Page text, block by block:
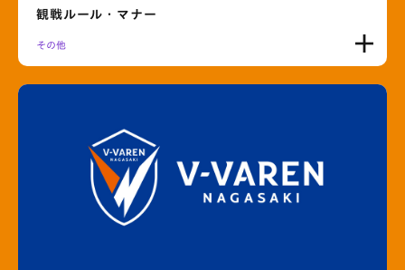
観戦ルール・マナー
その他